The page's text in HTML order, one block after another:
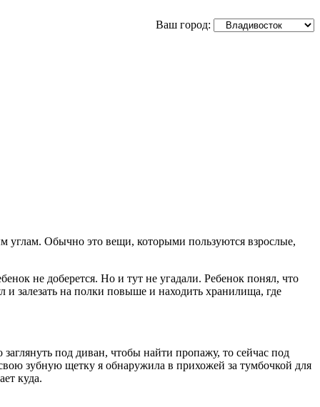
Ваш город:
углам. Обычно это вещи, которыми пользуются взрослые,
не доберется. Но и тут не угадали. Ребенок понял, что
и залезать на полки повыше и находить хранилища, где
под диван, чтобы найти пропажу, то сейчас под
зубную щетку я обнаружила в прихожей за тумбочкой для
куда.